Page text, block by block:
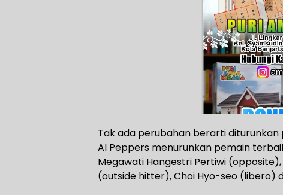
Tak ada perubahan berarti diturunkan
AI Peppers menurunkan pemain
Megawati Hangestri Pertiwi
(outside hitter), Choi Hyo-seo (libero)